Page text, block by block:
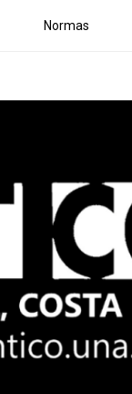
Normas